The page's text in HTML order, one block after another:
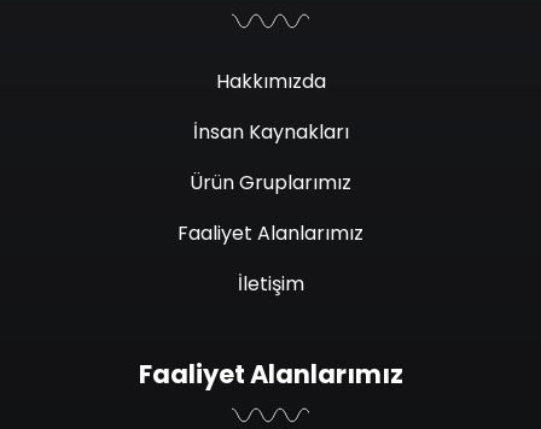
Hakkımızda
İnsan Kaynakları
Ürün Gruplarımız
Faaliyet Alanlarımız
İletişim
Faaliyet Alanlarımız